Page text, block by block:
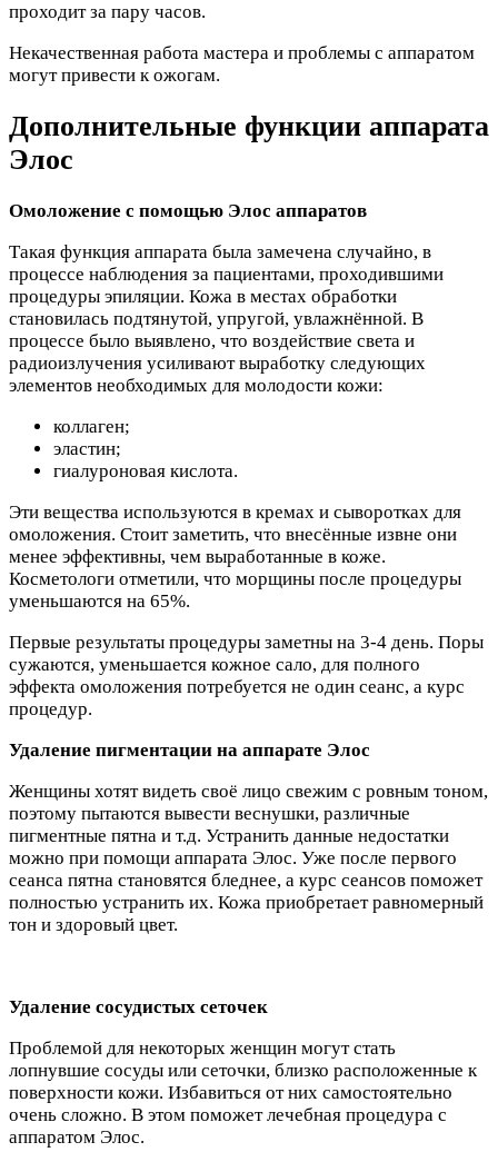
проходит за пару часов.
Некачественная работа мастера и проблемы с аппаратом
могут привести к ожогам.
Дополнительные функции аппарата
Элос
Омоложение с помощью Элос аппаратов
Такая функция аппарата была замечена случайно, в
процессе наблюдения за пациентами, проходившими
процедуры эпиляции. Кожа в местах обработки
становилась подтянутой, упругой, увлажнённой. В
процессе было выявлено, что воздействие света и
радиоизлучения усиливают выработку следующих
элементов необходимых для молодости кожи:
коллаген;
эластин;
гиалуроновая кислота.
Эти вещества используются в кремах и сыворотках для
омоложения. Стоит заметить, что внесённые извне они
менее эффективны, чем выработанные в коже.
Косметологи отметили, что морщины после процедуры
уменьшаются на 65%.
Первые результаты процедуры заметны на 3-4 день. Поры
сужаются, уменьшается кожное сало, для полного
эффекта омоложения потребуется не один сеанс, а курс
процедур.
Удаление пигментации на аппарате Элос
Женщины хотят видеть своё лицо свежим с ровным тоном,
поэтому пытаются вывести веснушки, различные
пигментные пятна и т.д. Устранить данные недостатки
можно при помощи аппарата Элос. Уже после первого
сеанса пятна становятся бледнее, а курс сеансов поможет
полностью устранить их. Кожа приобретает равномерный
тон и здоровый цвет.
Удаление сосудистых сеточек
Проблемой для некоторых женщин могут стать
лопнувшие сосуды или сеточки, близко расположенные к
поверхности кожи. Избавиться от них самостоятельно
очень сложно. В этом поможет лечебная процедура с
аппаратом Элос.